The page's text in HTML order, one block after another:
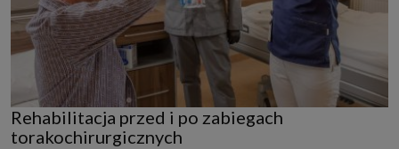
Rehabilitacja przed i po zabiegach
torakochirurgicznych